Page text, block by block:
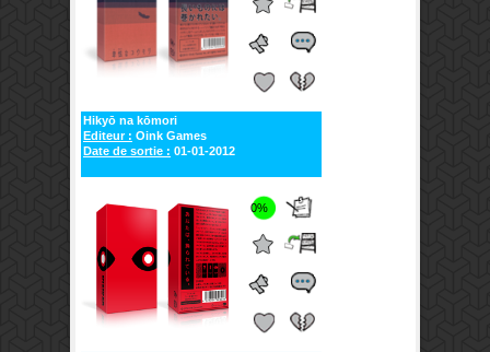
Hikyō na kōmori
Editeur : Oink Games
Date de sortie : 01-01-2012
0%